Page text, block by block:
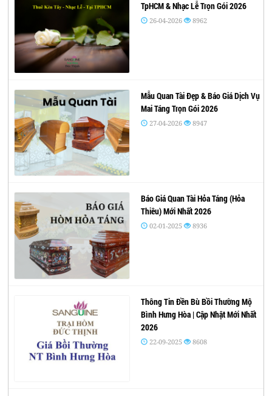
TpHCM & Nhạc Lễ Trọn Gói 2026
26-04-2026 8962
Mẫu Quan Tài Đẹp & Báo Giá Dịch Vụ
Mai Táng Trọn Gói 2026
27-04-2026 8947
Báo Giá Quan Tài Hỏa Táng (Hỏa
Thiêu) Mới Nhất 2026
02-01-2025 8936
Thông Tin Đền Bù Bồi Thường Mộ
Bình Hưng Hòa | Cập Nhật Mới Nhất
2026
22-09-2025 8608